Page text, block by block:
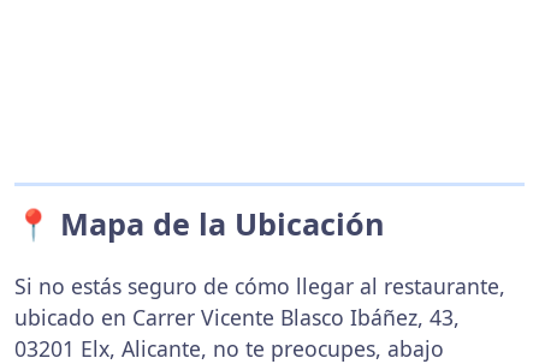
📍 Mapa de la Ubicación
Si no estás seguro de cómo llegar al restaurante,
ubicado en Carrer Vicente Blasco Ibáñez, 43,
03201 Elx, Alicante, no te preocupes, abajo